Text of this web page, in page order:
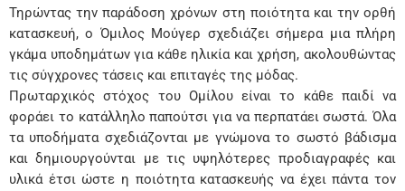
Τηρώντας την παράδοση χρόνων στη ποιότητα και την ορθή
κατασκευή, ο Όμιλος Μούγερ σχεδιάζει σήμερα μια πλήρη
γκάμα υποδημάτων για κάθε ηλικία και χρήση, ακολουθώντας
τις σύγχρονες τάσεις και επιταγές της μόδας.
Πρωταρχικός στόχος του Ομίλου είναι το κάθε παιδί να
φοράει το κατάλληλο παπούτσι για να περπατάει σωστά. Όλα
τα υποδήματα σχεδιάζονται με γνώμονα το σωστό βάδισμα
και δημιουργούνται με τις υψηλότερες προδιαγραφές και
υλικά έτσι ώστε η ποιότητα κατασκευής να έχει πάντα τον